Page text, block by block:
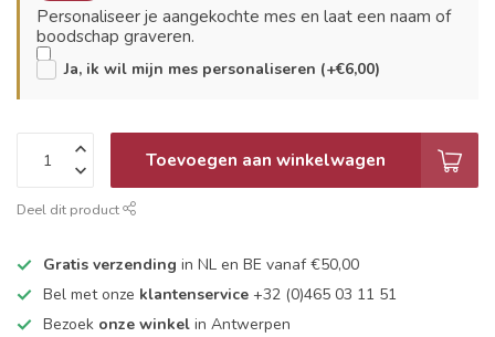
Personaliseer je aangekochte mes en laat een naam of
boodschap graveren.
Ja, ik wil mijn mes personaliseren (+€6,00)
Toevoegen aan winkelwagen
Deel dit product
Gratis verzending in NL en BE vanaf €50,00
Bel met onze klantenservice +32 (0)465 03 11 51
Bezoek onze winkel in Antwerpen